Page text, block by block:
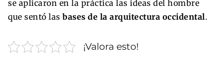
se aplicaron en la práctica las ideas del hombre
que sentó las bases de la arquitectura occidental.
¡Valora esto!